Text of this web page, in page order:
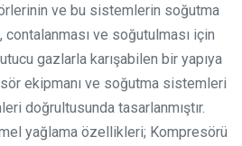
ve bu sistemlerin soğutma
ve soğutulması için
gazlarla karışabilen bir yapıya
ekipmanı ve soğutma sistemleri
doğrultusunda tasarlanmıştır.
yağlama özellikleri; Kompresörü